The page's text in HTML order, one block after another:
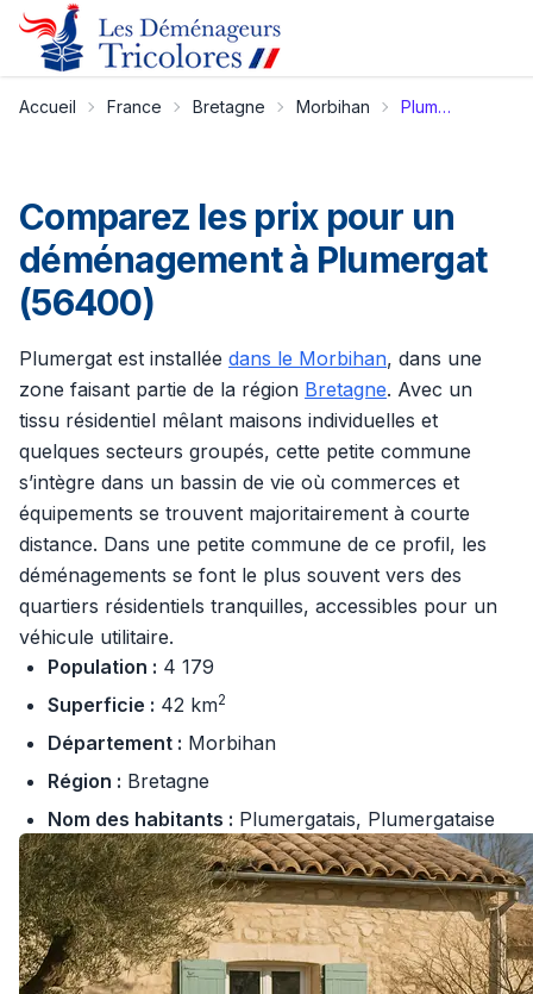
Accueil France Bretagne Morbihan Plumergat
Comparez les prix pour un
déménagement à Plumergat
(56400)
Plumergat est installée dans le Morbihan, dans une
zone faisant partie de la région Bretagne. Avec un
tissu résidentiel mêlant maisons individuelles et
quelques secteurs groupés, cette petite commune
s’intègre dans un bassin de vie où commerces et
équipements se trouvent majoritairement à courte
distance. Dans une petite commune de ce profil, les
déménagements se font le plus souvent vers des
quartiers résidentiels tranquilles, accessibles pour un
véhicule utilitaire.
Population : 4 179
Superficie : 42 km2
Département : Morbihan
Région : Bretagne
Nom des habitants : Plumergatais, Plumergataise